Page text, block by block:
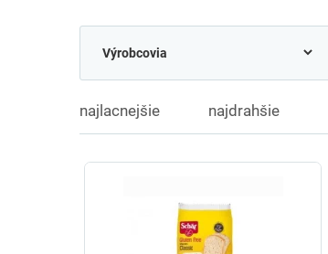
najlacnejšie najdrahšie